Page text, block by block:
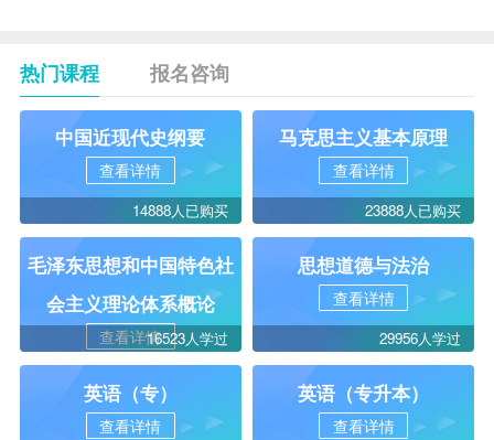
热门课程 报名咨询
中国近现代史纲要
查看详情
14888人已购买
马克思主义基本原理
查看详情
23888人已购买
毛泽东思想和中国特色社
会主义理论体系概论
查看详情16523人学过
思想道德与法治
查看详情
29956人学过
英语（专）
查看详情
英语（专升本）
查看详情